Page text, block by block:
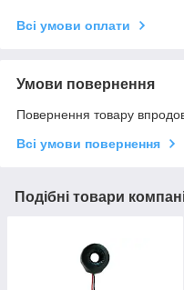
Всі умови оплати
Умови повернення
Повернення товару
Всі умови повернення
Подібні товари